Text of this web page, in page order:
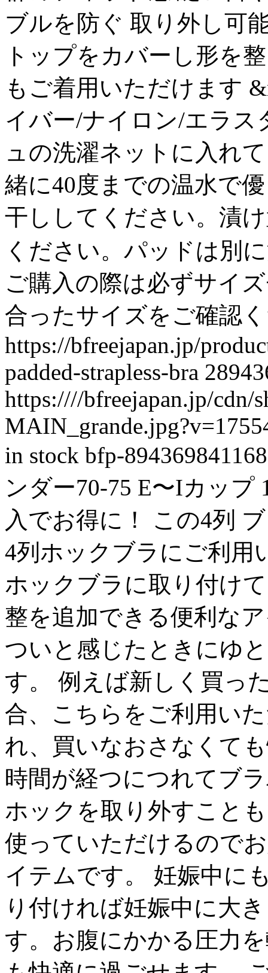
ブルを防ぐ 取り外し可
トップをカバーし形を
もご着用いただけます
イバー/ナイロン/エラス
ュの洗濯ネットに入れ
緒に40度までの温水で
干ししてください。漬
ください。パッドは別
ご購入の際は必ずサイ
合ったサイズをご確認
https://bfreejapan.jp/
padded-strapless-bra
https:////bfreejapan.jp/
in stock bfp-
ンダー70-75 E〜Iカップ
入でお得に！ この4列
4列ホックブラにご利用
ホックブラに取り付け
整を追加できる便利な
ついと感じたときにゆ
す。 例えば新しく買っ
合、こちらをご利用い
れ、買いなおさなくて
時間が経つにつれてブ
ホックを取り外すこと
使っていただけるので
イテムです。 妊娠中に
り付ければ妊娠中に大
す。お腹にかかる圧力